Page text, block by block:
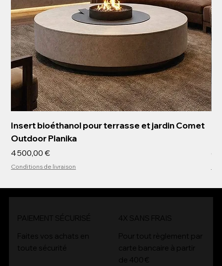
Insert bioéthanol pour terrasse et jardin Comet
Outdoor Planika
Prix
4 500,00 €
Conditions de livraison
6
PAIEMENT SÉCURISÉ
Faites vos achats en
toute sécurité
4x
4X SANS FRAIS
Pour tout règlement par
carte bancaire à partir
de 400 €